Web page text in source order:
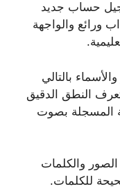
حساب جديد
ورائع والواجهة
بالتالي
النطق الدقيق
المسجلة بصوت
والكلمات
للكلمات.